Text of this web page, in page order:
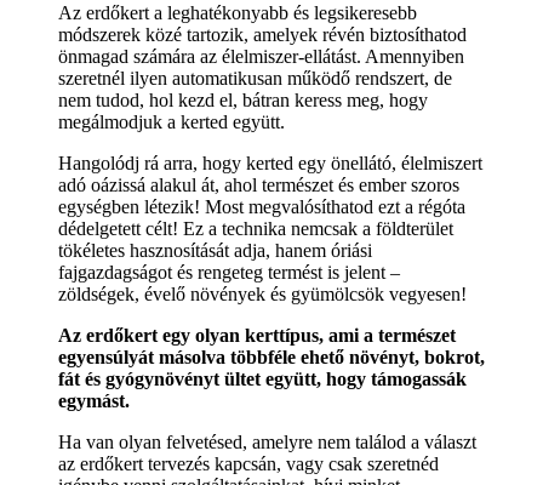
Az erdőkert a leghatékonyabb és legsikeresebb
módszerek közé tartozik, amelyek révén biztosíthatod
önmagad számára az élelmiszer-ellátást. Amennyiben
szeretnél ilyen automatikusan működő rendszert, de
nem tudod, hol kezd el, bátran keress meg, hogy
megálmodjuk a kerted együtt.
Hangolódj rá arra, hogy kerted egy önellátó, élelmiszert
adó oázissá alakul át, ahol természet és ember szoros
egységben létezik! Most megvalósíthatod ezt a régóta
dédelgetett célt! Ez a technika nemcsak a földterület
tökéletes hasznosítását adja, hanem óriási
fajgazdagságot és rengeteg termést is jelent –
zöldségek, évelő növények és gyümölcsök vegyesen!
Az erdőkert egy olyan kerttípus, ami a természet
egyensúlyát másolva többféle ehető növényt, bokrot,
fát és gyógynövényt ültet együtt, hogy támogassák
egymást.
Ha van olyan felvetésed, amelyre nem találod a választ
az erdőkert tervezés kapcsán, vagy csak szeretnéd